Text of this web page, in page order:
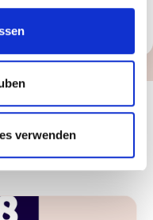
verwenden